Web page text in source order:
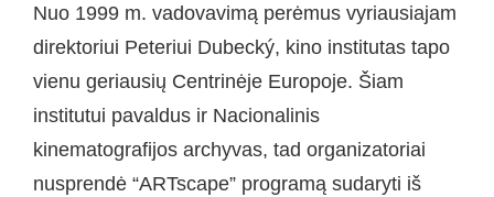
Nuo 1999 m. vadovavimą perėmus vyriausiajam
direktoriui Peteriui Dubecký, kino institutas tapo
vienu geriausių Centrinėje Europoje. Šiam
institutui pavaldus ir Nacionalinis
kinematografijos archyvas, tad organizatoriai
nusprendė “ARTscape” programą sudaryti iš